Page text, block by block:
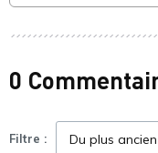
0
Filtre :